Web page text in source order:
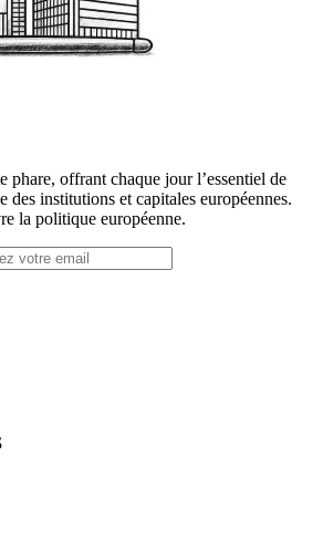
phare, offrant chaque jour l’essentiel de
des institutions et capitales européennes.
la politique européenne.